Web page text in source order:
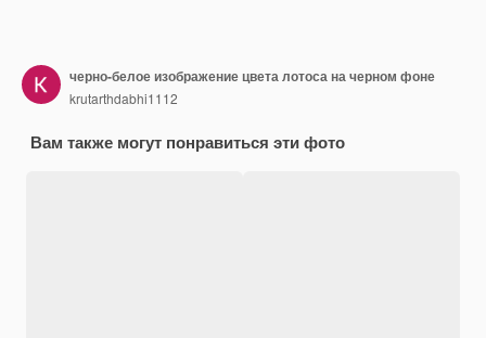
черно-белое изображение цвета лотоса на черном фоне
krutarthdabhi1112
Вам также могут понравиться эти фото